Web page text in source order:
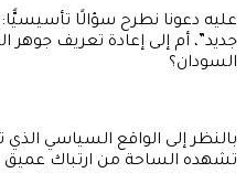
عليه دعونا نطرح سؤالًا
جديد”، أم إلى إعادة تعريف جوهر
السودان؟
بالنظر إلى الواقع السياسي
تشهده الساحة من ارتباك عميق